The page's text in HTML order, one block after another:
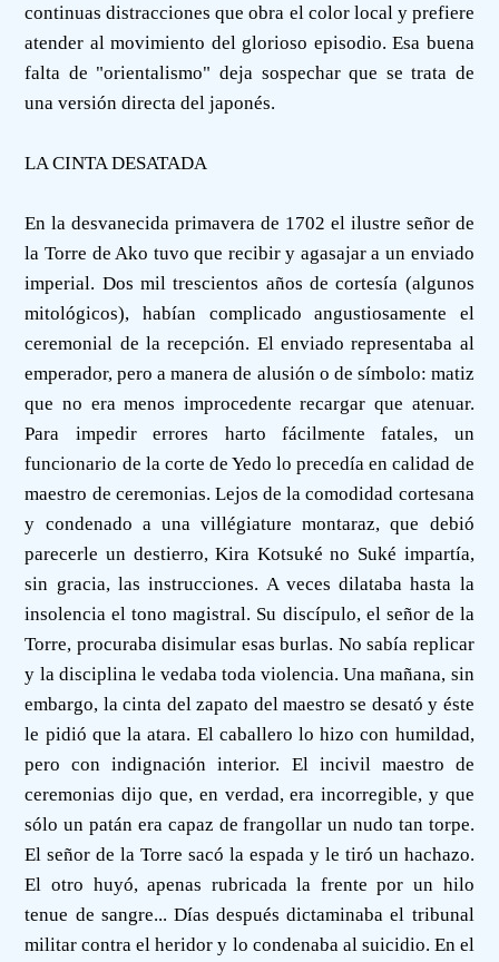
continuas distracciones que obra el color local y prefiere
atender al movimiento del glorioso episodio. Esa buena
falta de "orientalismo" deja sospechar que se trata de
una versión directa del japonés.
LA CINTA DESATADA
En la desvanecida primavera de 1702 el ilustre señor de
la Torre de Ako tuvo que recibir y agasajar a un enviado
imperial. Dos mil trescientos años de cortesía (algunos
mitológicos), habían complicado angustiosamente el
ceremonial de la recepción. El enviado representaba al
emperador, pero a manera de alusión o de símbolo: matiz
que no era menos improcedente recargar que atenuar.
Para impedir errores harto fácilmente fatales, un
funcionario de la corte de Yedo lo precedía en calidad de
maestro de ceremonias. Lejos de la comodidad cortesana
y condenado a una villégiature montaraz, que debió
parecerle un destierro, Kira Kotsuké no Suké impartía,
sin gracia, las instrucciones. A veces dilataba hasta la
insolencia el tono magistral. Su discípulo, el señor de la
Torre, procuraba disimular esas burlas. No sabía replicar
y la disciplina le vedaba toda violencia. Una mañana, sin
embargo, la cinta del zapato del maestro se desató y éste
le pidió que la atara. El caballero lo hizo con humildad,
pero con indignación interior. El incivil maestro de
ceremonias dijo que, en verdad, era incorregible, y que
sólo un patán era capaz de frangollar un nudo tan torpe.
El señor de la Torre sacó la espada y le tiró un hachazo.
El otro huyó, apenas rubricada la frente por un hilo
tenue de sangre... Días después dictaminaba el tribunal
militar contra el heridor y lo condenaba al suicidio. En el